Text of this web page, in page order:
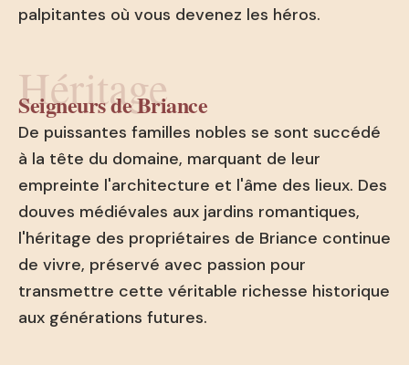
palpitantes où vous devenez les héros.
Héritage
Seigneurs de Briance
De puissantes familles nobles se sont succédé
à la tête du domaine, marquant de leur
empreinte l'architecture et l'âme des lieux. Des
douves médiévales aux jardins romantiques,
l'héritage des propriétaires de Briance continue
de vivre, préservé avec passion pour
transmettre cette véritable richesse historique
aux générations futures.